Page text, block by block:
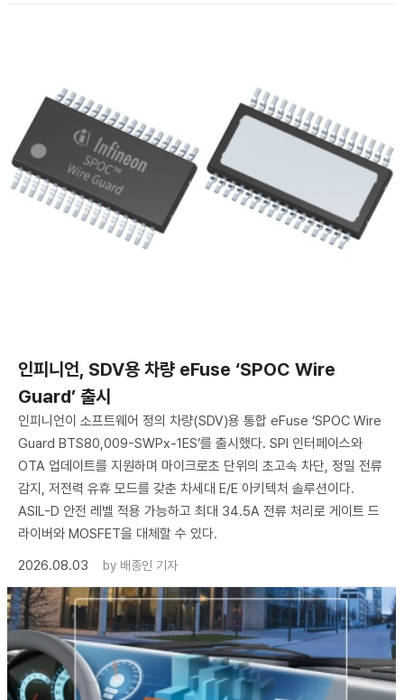
인피니언, SDV용 차량 eFuse ‘SPOC Wire
Guard’ 출시
인피니언이 소프트웨어 정의 차량(SDV)용 통합 eFuse ‘SPOC Wire
Guard BTS80,009-SWPx-1ES’를 출시했다. SPI 인터페이스와
OTA 업데이트를 지원하며 마이크로초 단위의 초고속 차단, 정밀 전류
감지, 저전력 유휴 모드를 갖춘 차세대 E/E 아키텍처 솔루션이다.
ASIL-D 안전 레벨 적용 가능하고 최대 34.5A 전류 처리로 게이트 드
라이버와 MOSFET을 대체할 수 있다.
2026.08.03
by 배종인 기자